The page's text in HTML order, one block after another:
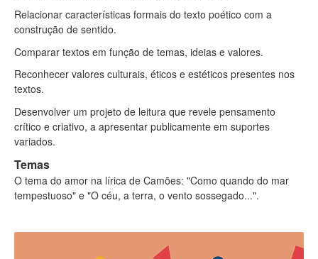
Relacionar características formais do texto poético com a
construção de sentido.
Comparar textos em função de temas, ideias e valores.
Reconhecer valores culturais, éticos e estéticos presentes nos
textos.
Desenvolver um projeto de leitura que revele pensamento
crítico e criativo, a apresentar publicamente em suportes
variados.
Temas
O tema do amor na lírica de Camões: "Como quando do mar
tempestuoso" e "O céu, a terra, o vento sossegado...".